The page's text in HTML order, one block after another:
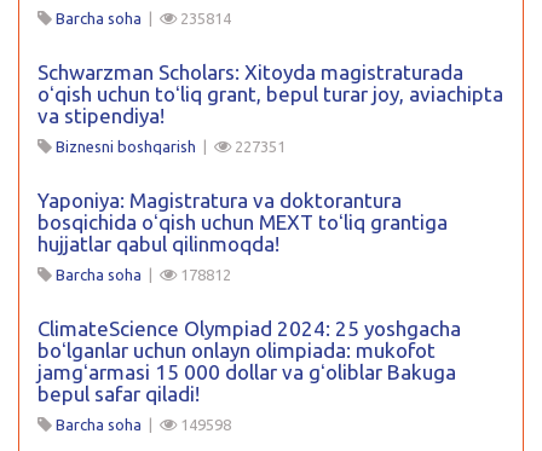
Barcha soha | 235814
Schwarzman Scholars: Xitoyda magistraturada
oʻqish uchun toʻliq grant, bepul turar joy, aviachipta
va stipendiya!
Biznesni boshqarish | 227351
Yaponiya: Magistratura va doktorantura
bosqichida oʻqish uchun MEXT toʻliq grantiga
hujjatlar qabul qilinmoqda!
Barcha soha | 178812
ClimateScience Olympiad 2024: 25 yoshgacha
boʻlganlar uchun onlayn olimpiada: mukofot
jamgʻarmasi 15 000 dollar va gʻoliblar Bakuga
bepul safar qiladi!
Barcha soha | 149598